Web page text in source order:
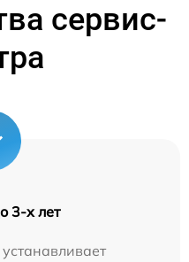
сервис-
3-х лет